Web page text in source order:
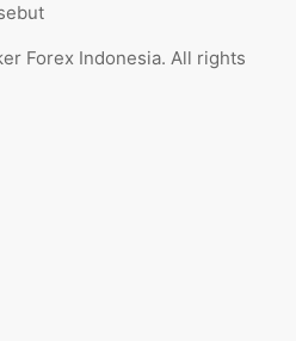
Forex Indonesia. All rights